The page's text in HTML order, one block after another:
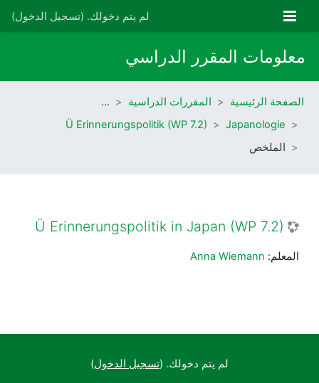
واجهة جانبية لم يتم دخولك. (تسجيل الدخول)
معلومات المقرر الدراسي
الصفحة الرئيسية المقررات الدراسية
…
Japanologie
Ü Erinnerungspolitik (WP 7.2)
الملخص
Ü Erinnerungspolitik in Japan (WP 7.2)
المعلم: Anna Wiemann
لم يتم دخولك. (تسجيل الدخول)